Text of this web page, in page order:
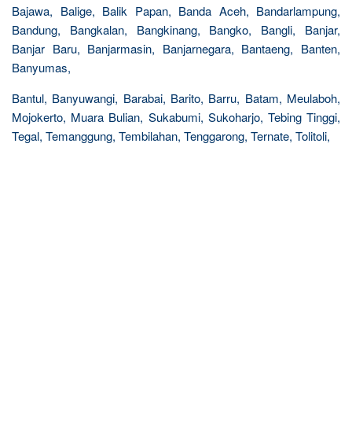
Bajawa, Balige, Balik Papan, Banda Aceh, Bandarlampung,
Bandung, Bangkalan, Bangkinang, Bangko, Bangli, Banjar,
Banjar Baru, Banjarmasin, Banjarnegara, Bantaeng, Banten,
Banyumas,
Bantul, Banyuwangi, Barabai, Barito, Barru, Batam, Meulaboh,
Mojokerto, Muara Bulian, Sukabumi, Sukoharjo, Tebing Tinggi,
Tegal, Temanggung, Tembilahan, Tenggarong, Ternate, Tolitoli,